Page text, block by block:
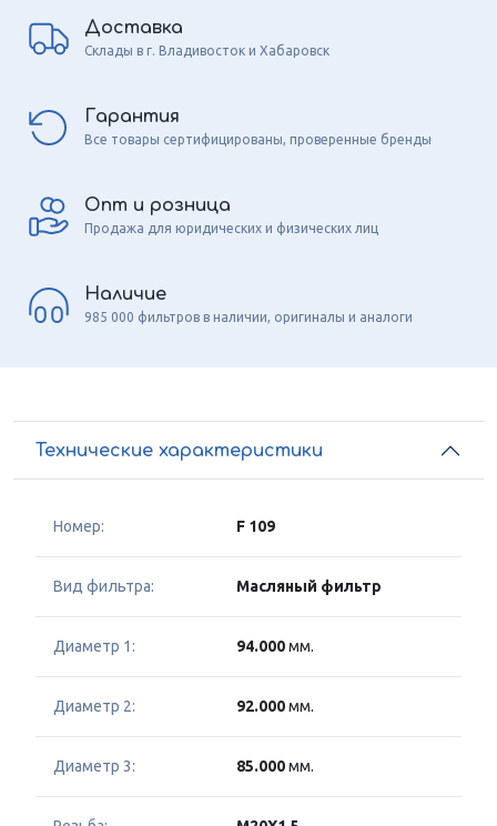
Доставка
Склады в г. Владивосток и Хабаровск
Гарантия
Все товары сертифицированы, проверенные бренды
Опт и розница
Продажа для юридических и физических лиц
Наличие
985 000 фильтров в наличии, оригиналы и аналоги
Технические характеристики
Номер: F 109
Вид фильтра: Масляный фильтр
Диаметр 1: 94.000мм.
Диаметр 2: 92.000мм.
Диаметр 3: 85.000мм.